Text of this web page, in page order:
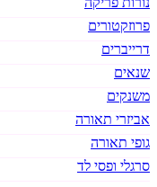
פרוזקטורים
דרייברים
שנאים
משנקים
אביזרי תאורה
גופי תאורה
סרגלי ופסי לד